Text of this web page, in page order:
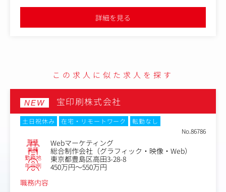
、クオリティコ
調整、制作フォ
ーバルな視点を持
ィング設計/実行など、組織立ち上げ&拡
トしてくれる、マネージャーを募集します
●同社で展開しているインフルエンサーマーケ
多角的な事業それぞれに関わることができるポ
た海外のオフィスと連携することもあり、グロ
この求人に似た求人を探す
NEW 宝印刷株式会社
土日祝休み 在宅・リモートワーク
転勤なし
No.86786
職種 Webマーケティング
業種 総合制作会社（グラフィック・映像・Web）
勤務地 東京都豊島区高田3-28-8
年収例
450万円～550万円
職務内容